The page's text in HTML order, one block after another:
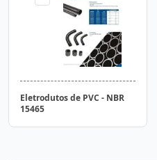
Eletrodutos de PVC - NBR
15465